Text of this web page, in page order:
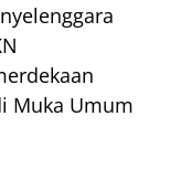
Muka Umum